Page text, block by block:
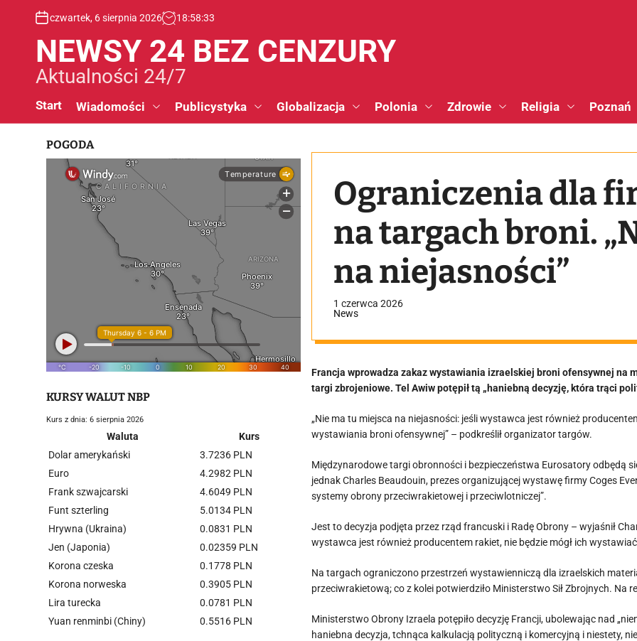
czwartek, 6 sierpnia 2026 18:58:33
NEWSY 24 BEZ CENZURY
Aktualności 24/7
Start Wiadomości Publicystyka Globalizacja Polonia Zdrowie Religia Poznań
Ograniczenia dla
na targach broni.
na niejasności”
1 czerwca 2026
News
Francja wprowadza zakaz wystawiania izraelskiej broni ofensywnej na
targi zbrojeniowe. Tel Awiw potępił tą „haniebną decyzję, która trąci
„Nie ma tu miejsca na niejasności: jeśli wystawca jest również
wystawiania broni ofensywnej” – podkreślił organizator targów.
Międzynarodowe targi obronności i bezpieczeństwa Eurosatory odbędą
jednak Charles Beaudouin, prezes organizującej wystawę firmy Coges
systemy obrony przeciwrakietowej i przeciwlotniczej”.
Jest to decyzja podjęta przez rząd francuski i Radę Obrony – wyjaśnił
wystawca jest również producentem rakiet, nie będzie mógł ich
Na targach ograniczono przestrzeń wystawienniczą dla izraelskich
przeciwrakietową; co z kolei potwierdziło Ministerstwo Sił Zbrojnych. Na
Ministerstwo Obrony Izraela potępiło decyzję Francji, ubolewając nad
haniebna decyzja, tchnąca kalkulacją polityczną i komercyjną i niestety,
POGODA
KURSY WALUT NBP
Kurs z dnia: 6 sierpnia 2026
Waluta
Kurs
Dolar amerykański
3.7236 PLN
Euro
4.2982 PLN
Frank szwajcarski
4.6049 PLN
Funt szterling
5.0134 PLN
Hrywna (Ukraina)
0.0831 PLN
Jen (Japonia)
0.02359 PLN
Korona czeska
0.1778 PLN
Korona norweska
0.3905 PLN
Lira turecka
0.0781 PLN
Yuan renminbi (Chiny)
0.5516 PLN